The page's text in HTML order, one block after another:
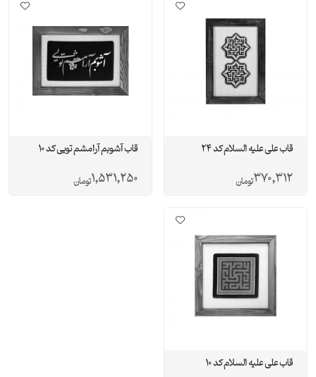
قاب علی علیه السلام کد 24
370,312تومان
قاب آشوبم آرامشم تویی کد 10
1,531,250تومان
قاب علی علیه السلام کد 10